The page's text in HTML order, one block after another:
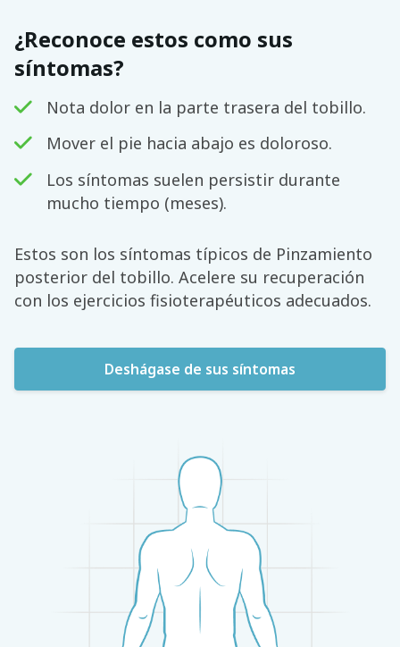
¿Reconoce estos como sus
síntomas?
Nota dolor en la parte trasera del tobillo.
Mover el pie hacia abajo es doloroso.
Los síntomas suelen persistir durante
mucho tiempo (meses).
Estos son los síntomas típicos de Pinzamiento
posterior del tobillo. Acelere su recuperación
con los ejercicios fisioterapéuticos adecuados.
Deshágase de sus síntomas